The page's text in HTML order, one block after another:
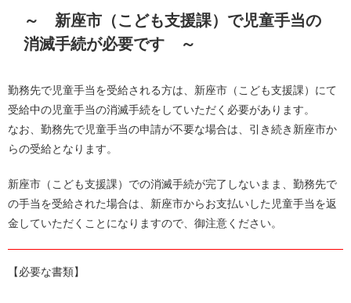
～ 新座市（こども支援課）で児童手当の
消滅手続が必要です ～
勤務先で児童手当を受給される方は、新座市（こども支援課）にて
受給中の児童手当の消滅手続をしていただく必要があります。
なお、勤務先で児童手当の申請が不要な場合は、引き続き新座市か
らの受給となります。
新座市（こども支援課）での消滅手続が完了しないまま、勤務先で
の手当を受給された場合は、新座市からお支払いした児童手当を返
金していただくことになりますので、御注意ください。
【必要な書類】